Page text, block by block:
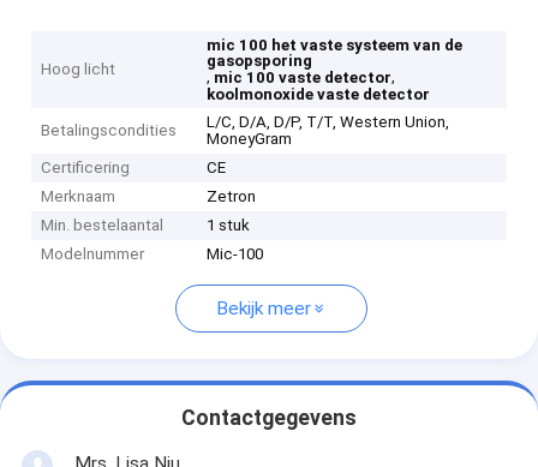
Hoog licht
mic 100 het vaste systeem van de
gasopsporing
, mic 100 vaste detector,
koolmonoxide vaste detector
Betalingscondities
L/C, D/A, D/P, T/T, Western Union,
MoneyGram
Certificering
CE
Merknaam
Zetron
Min. bestelaantal
1 stuk
Modelnummer
Mic-100
Bekijk meer
Contactgegevens